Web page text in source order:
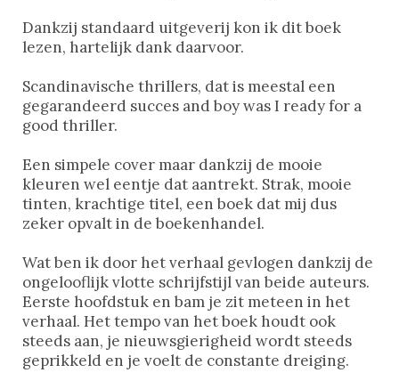
Dankzij standaard uitgeverij kon ik dit boek
lezen, hartelijk dank daarvoor.
Scandinavische thrillers, dat is meestal een
gegarandeerd succes and boy was I ready for a
good thriller.
Een simpele cover maar dankzij de mooie
kleuren wel eentje dat aantrekt. Strak, mooie
tinten, krachtige titel, een boek dat mij dus
zeker opvalt in de boekenhandel.
Wat ben ik door het verhaal gevlogen dankzij de
ongelooflijk vlotte schrijfstijl van beide auteurs.
Eerste hoofdstuk en bam je zit meteen in het
verhaal. Het tempo van het boek houdt ook
steeds aan, je nieuwsgierigheid wordt steeds
geprikkeld en je voelt de constante dreiging.